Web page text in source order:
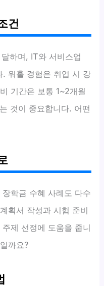
건
하며, IT와 서비스업
. 워홀 경험은 취업 시 강
기간은 보통 1~2개월
것이 중요합니다. 어떤
장학금 수혜 사례도 다수
획서 작성과 시험 준비
제 선정에 도움을 줍니
까요?